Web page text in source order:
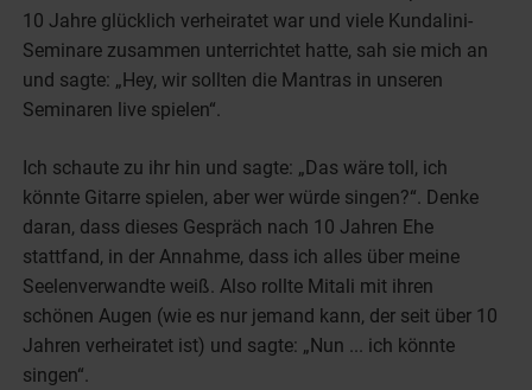
10 Jahre glücklich verheiratet war und viele Kundalini-
Seminare zusammen unterrichtet hatte, sah sie mich an
und sagte: „Hey, wir sollten die Mantras in unseren
Seminaren live spielen“.
Ich schaute zu ihr hin und sagte: „Das wäre toll, ich
könnte Gitarre spielen, aber wer würde singen?“. Denke
daran, dass dieses Gespräch nach 10 Jahren Ehe
stattfand, in der Annahme, dass ich alles über meine
Seelenverwandte weiß. Also rollte Mitali mit ihren
schönen Augen (wie es nur jemand kann, der seit über 10
Jahren verheiratet ist) und sagte: „Nun ... ich könnte
singen“.